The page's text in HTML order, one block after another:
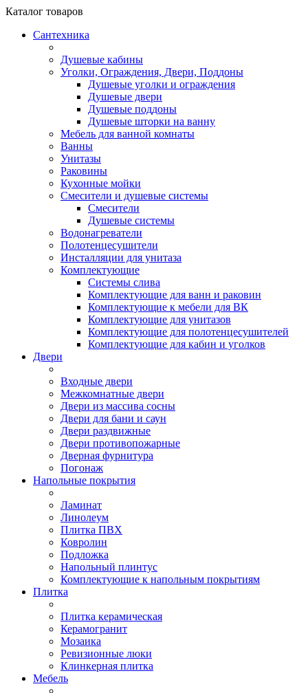
Каталог товаров
Сантехника
Душевые кабины
Уголки, Ограждения, Двери, Поддоны
Душевые уголки и ограждения
Душевые двери
Душевые поддоны
Душевые шторки на ванну
Мебель для ванной комнаты
Ванны
Унитазы
Раковины
Кухонные мойки
Смесители и душевые системы
Смесители
Душевые системы
Водонагреватели
Полотенцесушители
Инсталляции для унитаза
Комплектующие
Системы слива
Комплектующие для ванн и раковин
Комплектующие к мебели для ВК
Комплектующие для унитазов
Комплектующие для полотенцесушителей
Комплектующие для кабин и уголков
Двери
Входные двери
Межкомнатные двери
Двери из массива сосны
Двери для бани и саун
Двери раздвижные
Двери противопожарные
Дверная фурнитура
Погонаж
Напольные покрытия
Ламинат
Линолеум
Плитка ПВХ
Ковролин
Подложка
Напольный плинтус
Комплектующие к напольным покрытиям
Плитка
Плитка керамическая
Керамогранит
Мозаика
Ревизионные люки
Клинкерная плитка
Мебель